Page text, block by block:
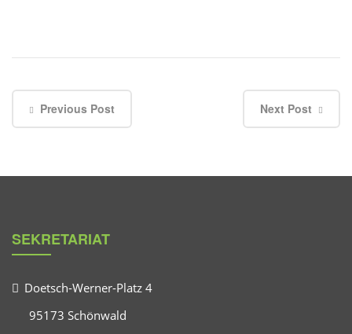
Previous Post Next Post
SEKRETARIAT
Doetsch-Werner-Platz 4
95173 Schönwald